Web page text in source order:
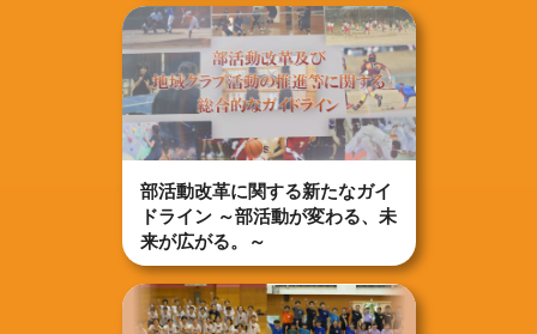
部活動改革に関する新たなガイ
ドライン ～部活動が変わる、未
来が広がる。～